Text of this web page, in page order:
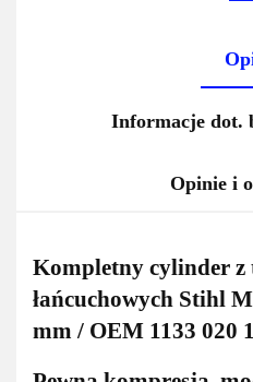
Informacje dot.
Opinie i
Kompletny cylinder z
łańcuchowych Stihl
mm / OEM 1133 020